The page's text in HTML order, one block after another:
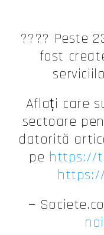
???? Peste
fost
Aflați care
sectoare
datorită
pe https://
https://
—